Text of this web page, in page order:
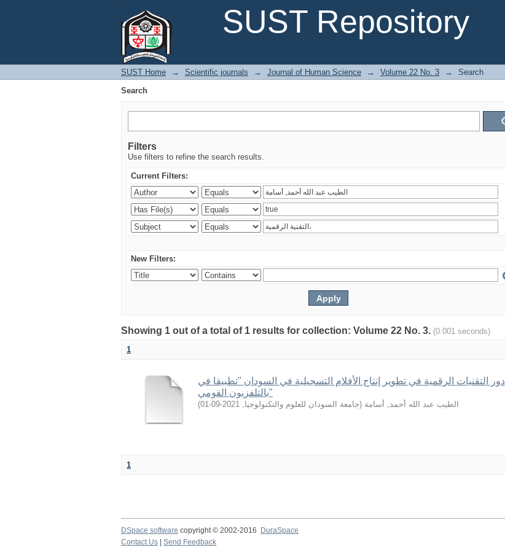
SUST Repository
SUST Home → Scientific journals → Journal of Human Science → Volume 22 No. 3 →
Search
Search
Filters
Use filters to refine the search results.
Current Filters:
New Filters:
Showing 1 out of a total of 1 results for collection: Volume 22 No. 3. (0.001 seconds)
1
دور التقنيات الرقمية في تطوير إنتاج الأفلام التسجيلية في السودان "تطبيقا في
بالتلفزيون القومي"
الطيب عبد الله أحمد, أسامة (جامعة السودان للعلوم والتكنولوجيا,
2021-09-01
)
1
DSpace software copyright © 2002-2016 DuraSpace
Contact Us
Send Feedback